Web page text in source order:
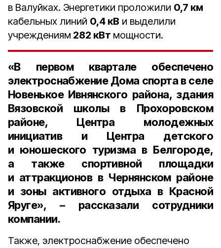
в Валуйках. Энергетики проложили 0,7 км
кабельных линий 0,4 кВ и выделили
учреждениям 282 кВт мощности.
«В первом квартале обеспечено
электроснабжение Дома спорта в селе
Новенькое Ивнянского района, здания
Вязовской школы в Прохоровском
районе, Центра молодежных
инициатив и Центра детского
и юношеского туризма в Белгороде,
а также спортивной площадки
и аттракционов в Чернянском районе
и зоны активного отдыха в Красной
Яруге», – рассказали сотрудники
компании.
Также, электроснабжение обеспечено